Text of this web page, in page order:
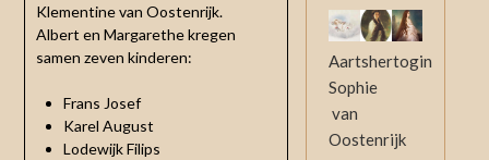
Klementine van Oostenrijk.
Albert en Margarethe kregen
samen zeven kinderen:
Frans Josef
Karel August
Lodewijk Filips
Aartshertogin
Sophie
van
Oostenrijk